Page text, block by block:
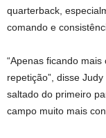
quarterback,
comando e
“Apenas ficando
repetição”, disse
saltado do primeiro
campo muito mais